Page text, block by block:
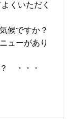
くいただく
候ですか？
ューがあり
・・・